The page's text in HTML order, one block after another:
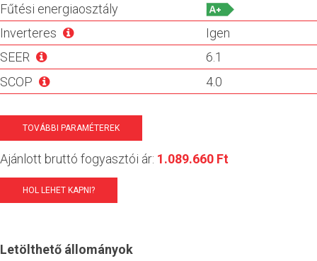
Fűtési energiaosztály
Inverteres
Igen
SEER
6.1
SCOP
4.0
TOVÁBBI PARAMÉTEREK
Ajánlott bruttó fogyasztói ár: 1.089.660 Ft
HOL LEHET KAPNI?
Letölthető állományok